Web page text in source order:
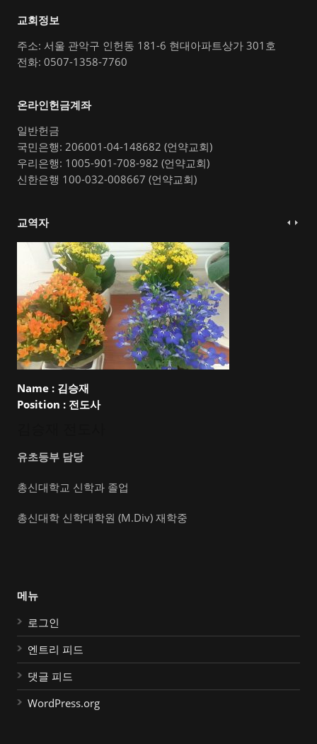
교회정보
주소: 서울 관악구 인헌동 181-6 현대아파트상가 301호
전화: 0507-1358-7760
온라인헌금계좌
일반헌금
국민은행: 206001-04-148682 (언약교회)
우리은행: 1005-901-708-982 (언약교회)
신한은행 100-032-008667 (언약교회)
교역자
Name : 김승재
Position : 전도사
유초등부 담당
총신대학교 신학과 졸업
총신대학 신학대학원 (M.Div) 재학중
메뉴
로그인
엔트리 피드
댓글 피드
WordPress.org